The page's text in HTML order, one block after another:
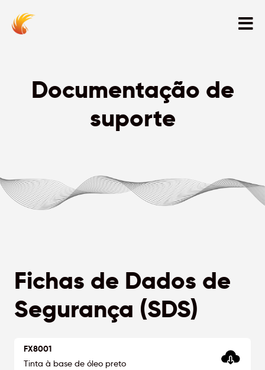
Documentação de
suporte
Fichas de Dados de
Segurança (SDS)
FX8001
Tinta à base de óleo preto